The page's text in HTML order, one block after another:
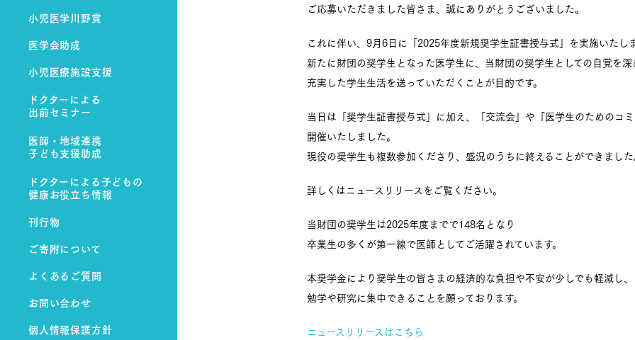
小児医学川野賞
医学会助成
小児医療施設支援
ドクターによる
出前セミナー
医師・地域連携
子ども支援助成
ドクターによる子どもの
健康お役立ち情報
刊行物
ご寄附について
よくあるご質問
お問い合わせ
個人情報保護方針
ご応募いただきました皆さま、誠にありがとうございました。
これに伴い、9月6日に「2025年度新規奨学生証書授与式」を実施いたし
新たに財団の奨学生となった医学生に、当財団の奨学生としての自覚を深
充実した学生生活を送っていただくことが目的です。
当日は「奨学生証書授与式」に加え、「交流会」や「医学生のためのコ
開催いたしました。
現役の奨学生も複数参加くださり、盛況のうちに終えることができまし
詳しくはニュースリリースをご覧ください。
当財団の奨学生は2025年度までで148名となり
卒業生の多くが第一線で医師としてご活躍されています。
本奨学金により奨学生の皆さまの経済的な負担や不安が少しでも軽減し、
勉学や研究に集中できることを願っております。
ニュースリリースはこちら